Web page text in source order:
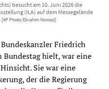
besucht am 10. Juni 2026 die
(ILA) auf dem Messegelände
[AP Photo/Ebrahim Noroozi]
Friedrich
Bundestag hielt, war eine
Sie war eine
der die Regierung